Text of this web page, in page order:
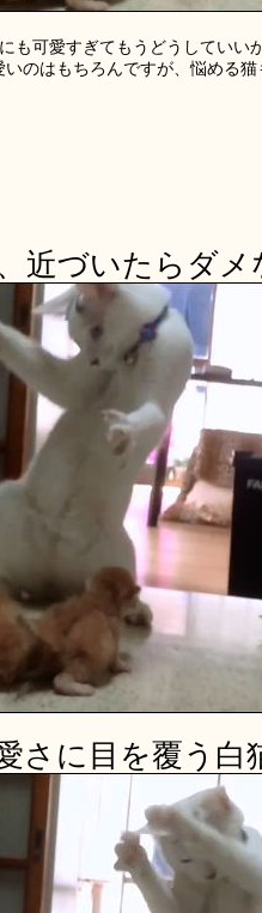
も可愛すぎてもうどうしてい
のはもちろんですが、悩める
近づいたらダ
さに目を覆う白